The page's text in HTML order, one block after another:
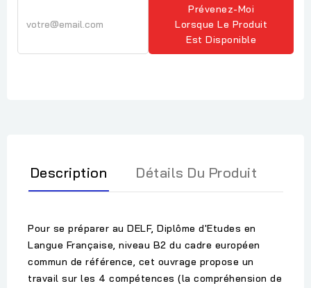
Prévenez-Moi
Lorsque Le Produit
Est Disponible
Description Détails Du Produit
Pour se préparer au DELF, Diplôme d'Etudes en
Langue Française, niveau B2 du cadre européen
commun de référence, cet ouvrage propose un
travail sur les 4 compétences (la compréhension de